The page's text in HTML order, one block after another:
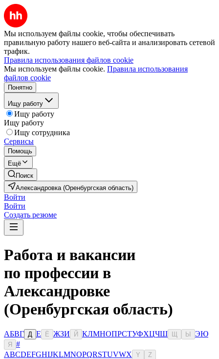
Мы используем файлы cookie, чтобы обеспечивать
правильную работу нашего веб-сайта и анализировать сетевой
трафик.
Правила использования файлов cookie
Мы используем файлы cookie. Правила использования
файлов cookie
Понятно
Ищу работу
Ищу работу
Ищу работу
Ищу сотрудника
Сервисы
Помощь
Ещё
Поиск
Александровка (Оренбургская область)
Войти
Войти
Создать резюме
Работа и вакансии
по профессии в
Александровке
(Оренбургская область)
АБВГ Д Е Ё ЖЗИ Й КЛМНОПРСТУФХЦЧШ Ы ЭЮ
Я
#
ABCDEFGHIJKLMNOPQRSTUVWX Y Z